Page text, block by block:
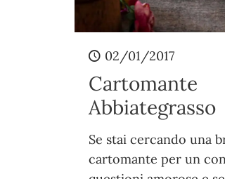
02/01/2017
Cartomante
Abbiategrasso
Se stai cercando una
cartomante per un